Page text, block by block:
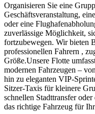
Organisieren Sie eine
Geschäftsveranstaltung,
oder eine
zuverlässige Möglichkeit,
fortzubewegen. Wir bieten
professionellen Fahrern ,
Größe.Unsere Flotte
modernen Fahrzeugen –
hin zu eleganten VIP-
Sitzer-Taxis für kleinere
schnellen Stadttransfer
das richtige Fahrzeug für